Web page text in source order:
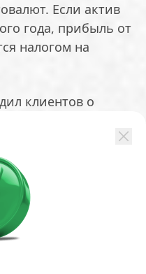
Если актив
года, прибыль от
налогом на
клиентов о
отсутствие
а также
средств в
эмитента.